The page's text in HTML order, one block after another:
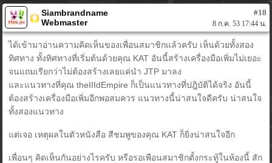
Siambrandname
Webmaster
#18
8 ก.ค. 53 17:44 น.
ได้เข้ามาอ่านความคิดเห็นของเพื่อนสมาชิกแล้วครับ เห็นด้วยทั้งสอง
ทิศทาง ทั้งทิศทางที่เริ่มต้นด้วยคุณ KAT อันนี้สร้างเครื่องมือเพิ่มไม่เยอะ
จนแถมเรียกว่าไม่ต้องสร้างเลยแค่นำ JTP มาลง
และแนวทางที่คุณ theIIIdEmpire ก็เป็นแนวทางที่ปฎิบัติได้จริง อันนี้
ต้องสร้างเครื่องมือเพิ่มอีกพอสมควร แนวทางนี้น่าสนใจดีครับ น่าสนใจ
ทั้งสองแนวทาง
แต่เจอ เหตุผลในตัวหนังสือ สีชมพูของคุณ KAT ก็ยิ่งน่าสนใจอีก
เพื่อนๆ คิดเห็นกันอย่างไรครับ หรือรอเพือนสมาชิกตั้งกระทู้ในห้องนี้ สัก